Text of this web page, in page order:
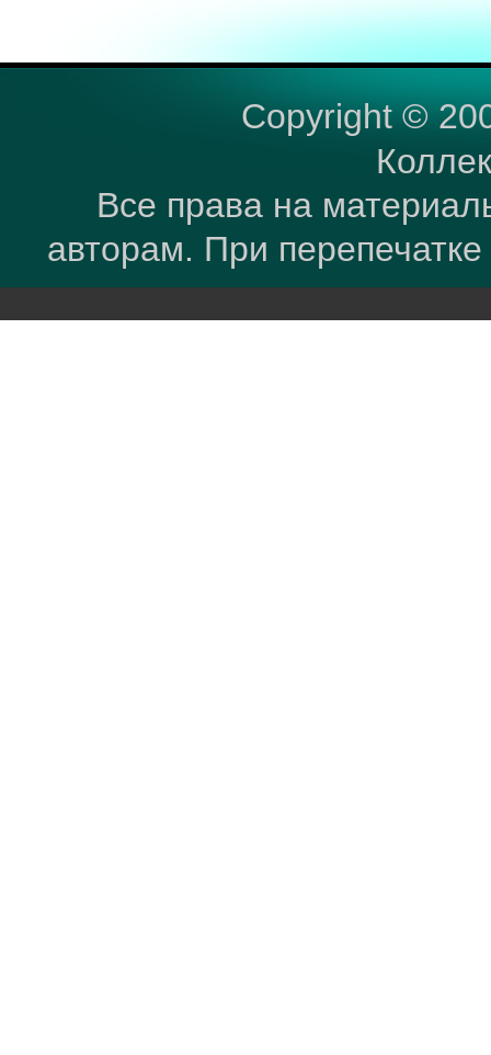
Copyright ©
Все права на
авторам. При